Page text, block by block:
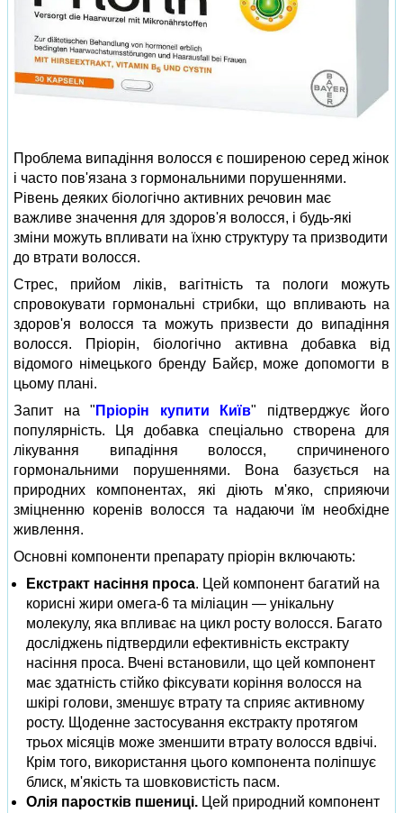
Проблема випадіння волосся є поширеною серед жінок
і часто пов'язана з гормональними порушеннями.
Рівень деяких біологічно активних речовин має
важливе значення для здоров'я волосся, і будь-які
зміни можуть впливати на їхню структуру та призводити
до втрати волосся.
Стрес, прийом ліків, вагітність та пологи можуть
спровокувати гормональні стрибки, що впливають на
здоров'я волосся та можуть призвести до випадіння
волосся. Пріорін, біологічно активна добавка від
відомого німецького бренду Байєр, може допомогти в
цьому плані.
Запит на " Пріорін купити Київ" підтверджує його
популярність. Ця добавка спеціально створена для
лікування випадіння волосся, спричиненого
гормональними порушеннями. Вона базується на
природних компонентах, які діють м'яко, сприяючи
зміцненню коренів волосся та надаючи їм необхідне
живлення.
Основні компоненти препарату пріорін включають:
Екстракт насіння проса. Цей компонент багатий на
корисні жири омега-6 та міліацин — унікальну
молекулу, яка впливає на цикл росту волосся. Багато
досліджень підтвердили ефективність екстракту
насіння проса. Вчені встановили, що цей компонент
має здатність стійко фіксувати коріння волосся на
шкірі голови, зменшує втрату та сприяє активному
росту. Щоденне застосування екстракту протягом
трьох місяців може зменшити втрату волосся вдвічі.
Крім того, використання цього компонента поліпшує
блиск, м'якість та шовковистість пасм.
Олія паростків пшениці. Цей природний компонент